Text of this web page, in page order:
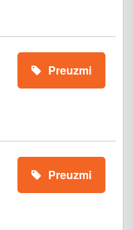
Preuzmi
Preuzmi